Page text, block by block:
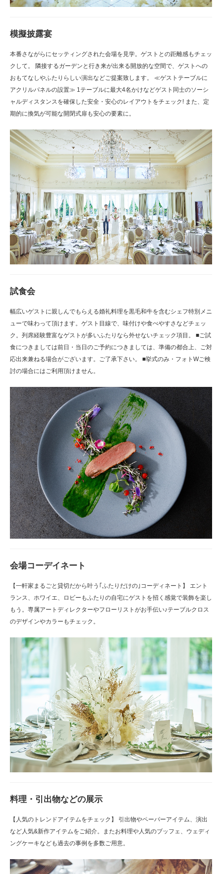
模擬披露宴
本番さながらにセッティングされた会場を見学。ゲストとの距離感もチェッ
クして。 隣接するガーデンと行き来が出来る開放的な空間で、ゲストへの
おもてなしやふたりらしい演出などご提案致します。 ≪ゲストテーブルに
アクリルパネルの設置≫ 1テーブルに最大4名かけなどゲスト同士のソーシ
ャルディスタンスを確保した安全・安心のレイアウトをチェック! また、定
期的に換気が可能な開閉式扉も安心の要素に。
試食会
幅広いゲストに親しんでもらえる婚礼料理を黒毛和牛を含むシェフ特別メニ
ューで味わって頂けます。ゲスト目線で、味付けや食べやすさなどチェッ
ク。列席経験豊富なゲストが多いふたりなら外せないチェック項目。 ■ご試
食につきましては前日・当日のご予約につきましては、準備の都合上、ご対
応出来兼ねる場合がございます。ご了承下さい。 ■挙式のみ・フォトWご検
討の場合にはご利用頂けません。
会場コーデイネート
【一軒家まるごと貸切だから叶う｢ふたりだけの｣コーディネート】 エント
ランス、ホワイエ、ロビーもふたりの自宅にゲストを招く感覚で装飾を楽し
もう。専属アートディレクターやフローリストがお手伝い♪テーブルクロス
のデザインやカラーもチェック。
料理・引出物などの展示
【人気のトレンドアイテムをチェック】 引出物やペーパーアイテム、演出
など人気&新作アイテムをご紹介。またお料理や人気のブッフェ、ウェディ
ングケーキなども過去の事例を多数ご用意。